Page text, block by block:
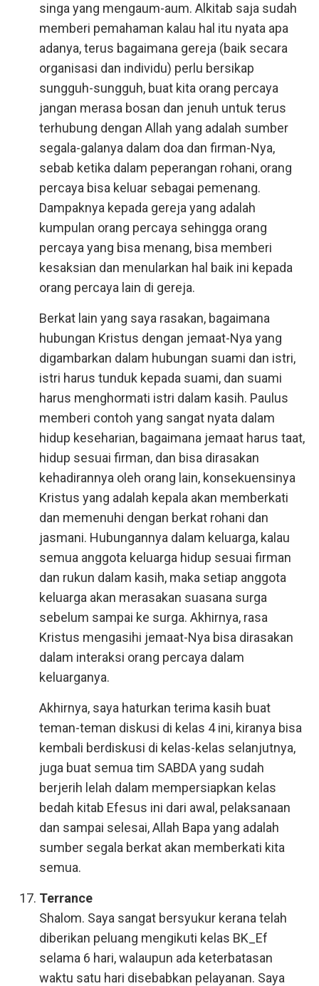
singa yang mengaum-aum. Alkitab saja sudah
memberi pemahaman kalau hal itu nyata apa
adanya, terus bagaimana gereja (baik secara
organisasi dan individu) perlu bersikap
sungguh-sungguh, buat kita orang percaya
jangan merasa bosan dan jenuh untuk terus
terhubung dengan Allah yang adalah sumber
segala-galanya dalam doa dan firman-Nya,
sebab ketika dalam peperangan rohani, orang
percaya bisa keluar sebagai pemenang.
Dampaknya kepada gereja yang adalah
kumpulan orang percaya sehingga orang
percaya yang bisa menang, bisa memberi
kesaksian dan menularkan hal baik ini kepada
orang percaya lain di gereja.
Berkat lain yang saya rasakan, bagaimana
hubungan Kristus dengan jemaat-Nya yang
digambarkan dalam hubungan suami dan istri,
istri harus tunduk kepada suami, dan suami
harus menghormati istri dalam kasih. Paulus
memberi contoh yang sangat nyata dalam
hidup keseharian, bagaimana jemaat harus taat,
hidup sesuai firman, dan bisa dirasakan
kehadirannya oleh orang lain, konsekuensinya
Kristus yang adalah kepala akan memberkati
dan memenuhi dengan berkat rohani dan
jasmani. Hubungannya dalam keluarga, kalau
semua anggota keluarga hidup sesuai firman
dan rukun dalam kasih, maka setiap anggota
keluarga akan merasakan suasana surga
sebelum sampai ke surga. Akhirnya, rasa
Kristus mengasihi jemaat-Nya bisa dirasakan
dalam interaksi orang percaya dalam
keluarganya.
Akhirnya, saya haturkan terima kasih buat
teman-teman diskusi di kelas 4 ini, kiranya bisa
kembali berdiskusi di kelas-kelas selanjutnya,
juga buat semua tim SABDA yang sudah
berjerih lelah dalam mempersiapkan kelas
bedah kitab Efesus ini dari awal, pelaksanaan
dan sampai selesai, Allah Bapa yang adalah
sumber segala berkat akan memberkati kita
semua.
Terrance
Shalom. Saya sangat bersyukur kerana telah
diberikan peluang mengikuti kelas BK_Ef
selama 6 hari, walaupun ada keterbatasan
waktu satu hari disebabkan pelayanan. Saya